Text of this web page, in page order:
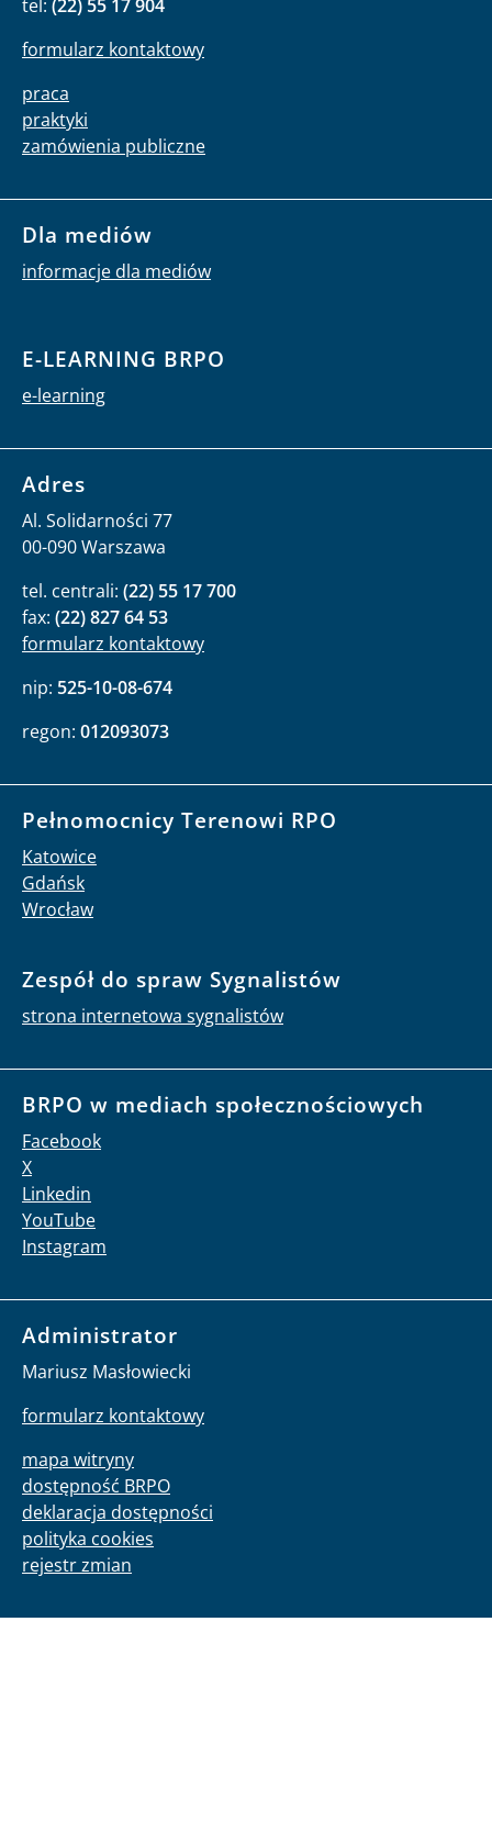
tel: (22) 55 17 904
formularz kontaktowy
praca
praktyki
zamówienia publiczne
Dla mediów
informacje dla mediów
E-LEARNING BRPO
e-learning
Adres
Al. Solidarności 77
00-090 Warszawa
tel. centrali: (22) 55 17 700
fax: (22) 827 64 53
formularz kontaktowy
nip: 525-10-08-674
regon: 012093073
Pełnomocnicy Terenowi RPO
Katowice
Gdańsk
Wrocław
Zespół do spraw Sygnalistów
strona internetowa sygnalistów
BRPO w mediach społecznościowych
Facebook
X
Linkedin
YouTube
Instagram
Administrator
Mariusz Masłowiecki
formularz kontaktowy
mapa witryny
dostępność BRPO
deklaracja dostępności
polityka cookies
rejestr zmian